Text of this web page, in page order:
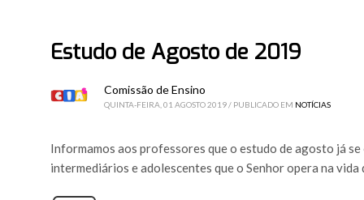
Estudo de Agosto de 2019
Comissão de Ensino
QUINTA-FEIRA, 01 AGOSTO 2019 / PUBLICADO EM NOTÍCIAS
Informamos aos professores que o estudo de agosto já
intermediários e adolescentes que o Senhor opera na